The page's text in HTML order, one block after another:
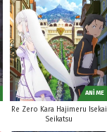
ANİME
Re Zero Kara Hajimeru Isekai
Seikatsu